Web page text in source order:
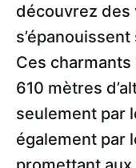
découvrez des
Ces
610 mètres
seulement par
également par